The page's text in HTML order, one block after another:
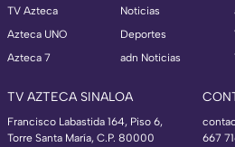
TV Azteca
Azteca UNO
Azteca 7
Noticias
Deportes
adn Noticias
TV AZTECA SINALOA
Francisco Labastida 164, Piso 6,
Torre Santa María, C.P. 80000
667